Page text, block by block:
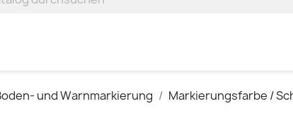
und Warnmarkierung Markierungsfarbe /